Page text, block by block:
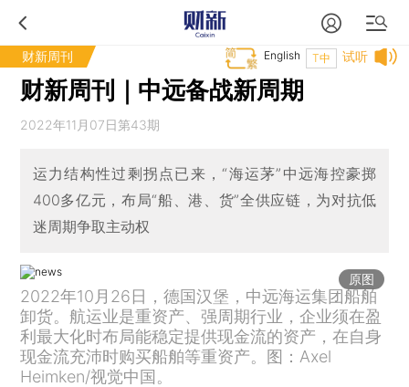
财新周刊 试听
T中
English
财新周刊｜中远备战新周期
2022年11月07日第43期
运力结构性过剩拐点已来，“海运茅”中远海控豪掷
400多亿元，布局“船、港、货”全供应链，为对抗低
迷周期争取主动权
原图
2022年10月26日，德国汉堡，中远海运集团船舶
卸货。航运业是重资产、强周期行业，企业须在盈
利最大化时布局能稳定提供现金流的资产，在自身
现金流充沛时购买船舶等重资产。图：Axel
Heimken/视觉中国。